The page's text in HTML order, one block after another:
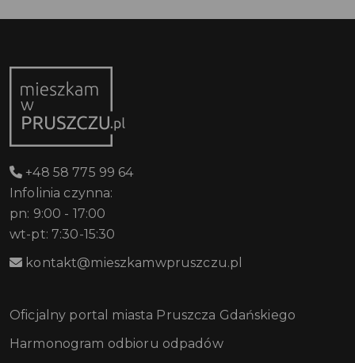
+48 58 775 99 64
Infolinia czynna:
pn: 9:00 - 17:00
wt-pt: 7:30-15:30
kontakt@mieszkamwpruszczu.pl
Oficjalny portal miasta Pruszcza Gdańskiego
Harmonogram odbioru odpadów